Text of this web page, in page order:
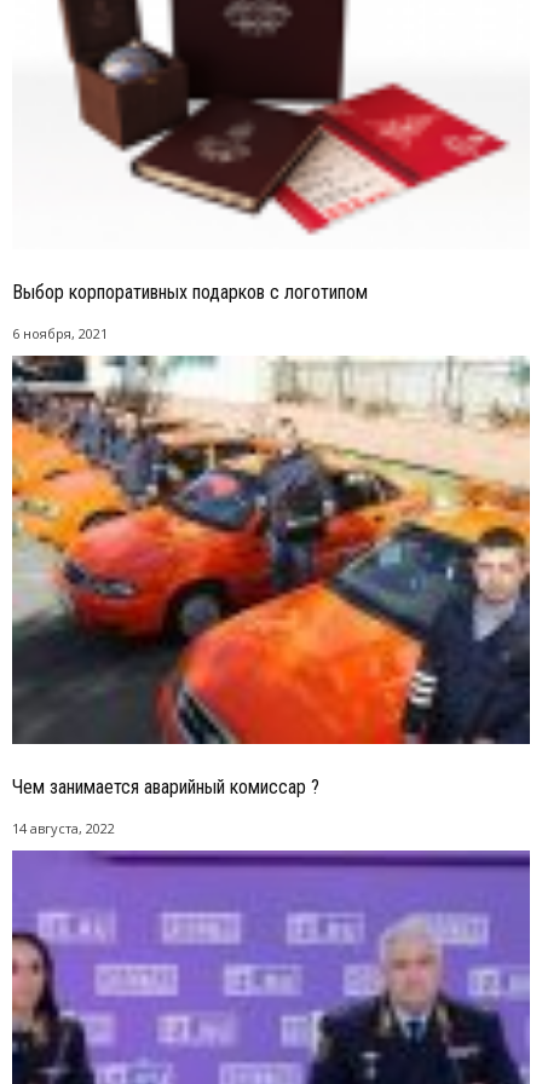
Выбор корпоративных подарков с логотипом
6 ноября, 2021
Чем занимается аварийный комиссар ?
14 августа, 2022